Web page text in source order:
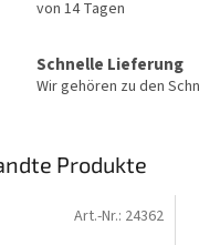
von 14 Tagen
Schnelle Lieferung
Wir gehören zu den
Produkte
Art.-Nr.: 24362